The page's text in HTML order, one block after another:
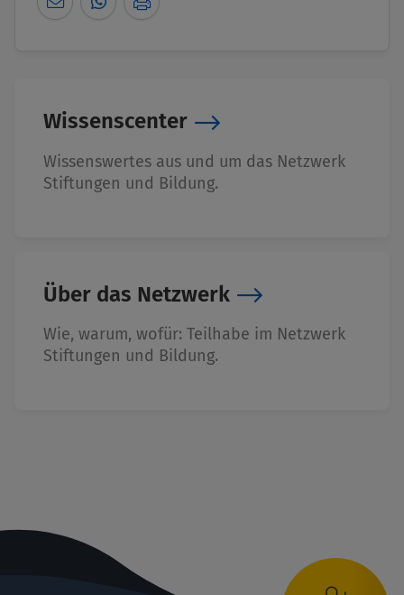
Wissenscenter
Wissenswertes aus und um das Netzwerk
Stiftungen und Bildung.
Über das Netzwerk
Wie, warum, wofür: Teilhabe im Netzwerk
Stiftungen und Bildung.